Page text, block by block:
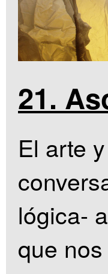
21.
El arte
lógica-
que